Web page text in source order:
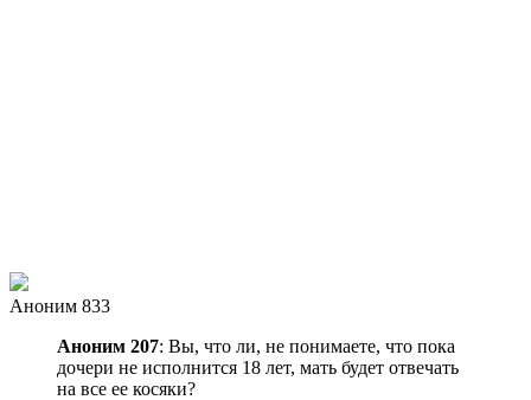
Аноним 833
Аноним 207: Вы, что ли, не понимаете, что пока
дочери не исполнится 18 лет, мать будет отвечать
на все ее косяки?